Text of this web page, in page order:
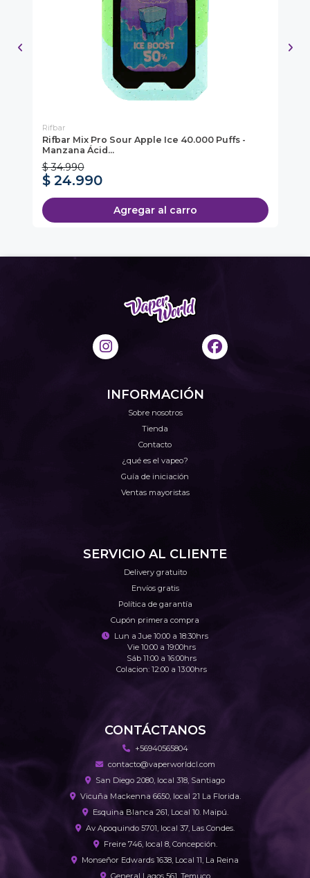
Rifbar
Rifbar Mix Pro Sour Apple Ice 40.000 Puffs -
Manzana Ácid...
$ 34.990
$ 24.990
Agregar al carro
INFORMACIÓN
Sobre nosotros
Tienda
Contacto
¿qué es el vapeo?
Guía de iniciación
Ventas mayoristas
SERVICIO AL CLIENTE
Delivery gratuito
Envíos gratis
Política de garantía
Cupón primera compra
Lun a Jue 10:00 a 18:30hrs
Vie 10:00 a 19:00hrs
Sáb 11:00 a 16:00hrs
Colacion: 12:00 a 13:00hrs
CONTÁCTANOS
+56940565804
contacto@vaperworldcl.com
San Diego 2080, local 318, Santiago
Vicuña Mackenna 6650, local 21 La Florida.
Esquina Blanca 261, Local 10. Maipú.
Av Apoquindo 5701, local 37, Las Condes.
Freire 746, local 8, Concepción.
Monseñor Edwards 1638, Local 11, La Reina
General Lagos 561, Temuco